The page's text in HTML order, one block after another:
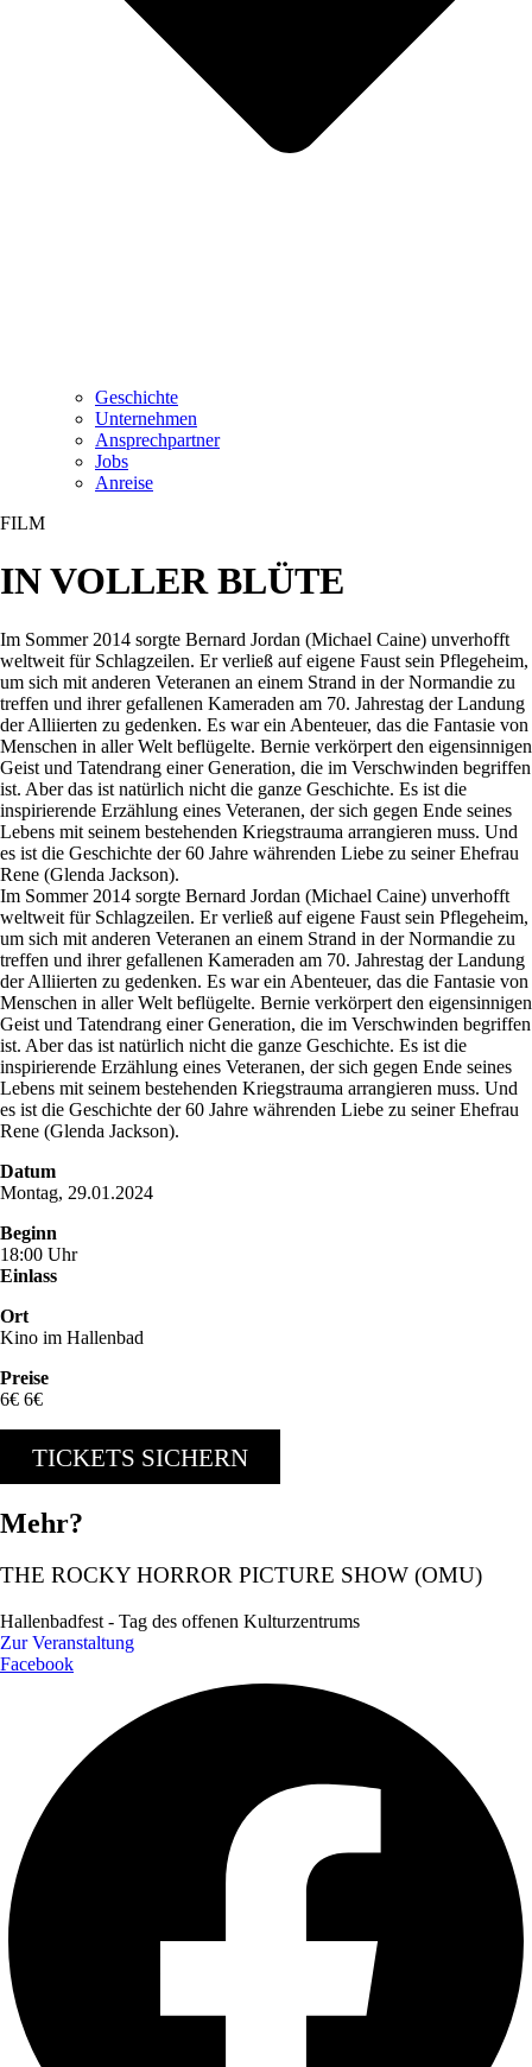
Geschichte
Unternehmen
Ansprechpartner
Jobs
Anreise
FILM
IN VOLLER BLÜTE
Im Sommer 2014 sorgte Bernard Jordan (Michael Caine) unverhofft
weltweit für Schlagzeilen. Er verließ auf eigene Faust sein Pflegeheim,
um sich mit anderen Veteranen an einem Strand in der Normandie zu
treffen und ihrer gefallenen Kameraden am 70. Jahrestag der Landung
der Alliierten zu gedenken. Es war ein Abenteuer, das die Fantasie von
Menschen in aller Welt beflügelte. Bernie verkörpert den eigensinnigen
Geist und Tatendrang einer Generation, die im Verschwinden begriffen
ist. Aber das ist natürlich nicht die ganze Geschichte. Es ist die
inspirierende Erzählung eines Veteranen, der sich gegen Ende seines
Lebens mit seinem bestehenden Kriegstrauma arrangieren muss. Und
es ist die Geschichte der 60 Jahre währenden Liebe zu seiner Ehefrau
Rene (Glenda Jackson).
Im Sommer 2014 sorgte Bernard Jordan (Michael Caine) unverhofft
weltweit für Schlagzeilen. Er verließ auf eigene Faust sein Pflegeheim,
um sich mit anderen Veteranen an einem Strand in der Normandie zu
treffen und ihrer gefallenen Kameraden am 70. Jahrestag der Landung
der Alliierten zu gedenken. Es war ein Abenteuer, das die Fantasie von
Menschen in aller Welt beflügelte. Bernie verkörpert den eigensinnigen
Geist und Tatendrang einer Generation, die im Verschwinden begriffen
ist. Aber das ist natürlich nicht die ganze Geschichte. Es ist die
inspirierende Erzählung eines Veteranen, der sich gegen Ende seines
Lebens mit seinem bestehenden Kriegstrauma arrangieren muss. Und
es ist die Geschichte der 60 Jahre währenden Liebe zu seiner Ehefrau
Rene (Glenda Jackson).
Datum
Montag, 29.01.2024
Beginn
18:00 Uhr
Einlass
Ort
Kino im Hallenbad
Preise
6€ 6€
TICKETS SICHERN
Mehr?
THE ROCKY HORROR PICTURE SHOW (OMU)
Hallenbadfest - Tag des offenen Kulturzentrums
Zur Veranstaltung
Facebook